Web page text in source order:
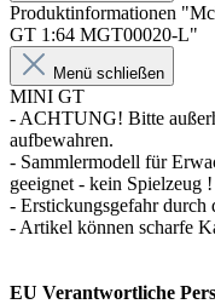
Produktinformationen
GT 1:64 MGT00020-L"
Menü schließen
MINI GT
- ACHTUNG! Bitte
aufbewahren.
- Sammlermodell für
geeignet - kein Spielzeug !
- Erstickungsgefahr durch
- Artikel können scharfe
EU Verantwortliche